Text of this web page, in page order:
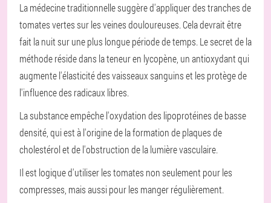
La médecine traditionnelle suggère d'appliquer des tranches de
tomates vertes sur les veines douloureuses. Cela devrait être
fait la nuit sur une plus longue période de temps. Le secret de la
méthode réside dans la teneur en lycopène, un antioxydant qui
augmente l'élasticité des vaisseaux sanguins et les protège de
l'influence des radicaux libres.
La substance empêche l'oxydation des lipoprotéines de basse
densité, qui est à l'origine de la formation de plaques de
cholestérol et de l'obstruction de la lumière vasculaire.
Il est logique d'utiliser les tomates non seulement pour les
compresses, mais aussi pour les manger régulièrement.